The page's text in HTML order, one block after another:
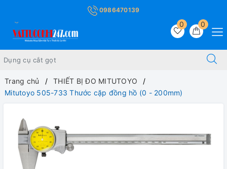
0986470139
0
0
Trang chủ
THIẾT BỊ ĐO MITUTOYO
Mitutoyo 505-733 Thước cặp đồng hồ (0 - 200mm)